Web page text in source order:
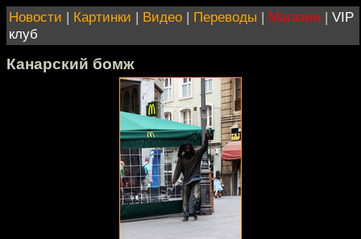
Новости | Картинки | Видео | Переводы | Магазин | VIP
клуб
Канарский бомж